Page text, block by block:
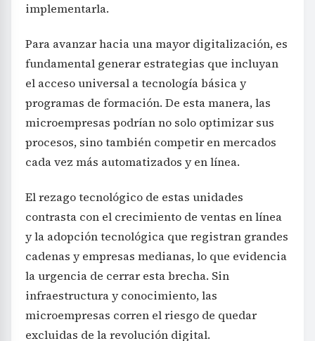
implementarla.
Para avanzar hacia una mayor digitalización, es
fundamental generar estrategias que incluyan
el acceso universal a tecnología básica y
programas de formación. De esta manera, las
microempresas podrían no solo optimizar sus
procesos, sino también competir en mercados
cada vez más automatizados y en línea.
El rezago tecnológico de estas unidades
contrasta con el crecimiento de ventas en línea
y la adopción tecnológica que registran grandes
cadenas y empresas medianas, lo que evidencia
la urgencia de cerrar esta brecha. Sin
infraestructura y conocimiento, las
microempresas corren el riesgo de quedar
excluidas de la revolución digital.